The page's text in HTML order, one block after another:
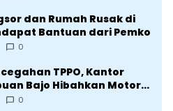
dan Rumah Rusak di
Bantuan dari Pemko
0
TPPO, Kantor
Bajo Hibahkan Motor
Lima Desa di
0